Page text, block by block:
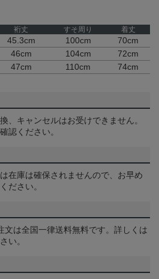
裄丈 すそ周り 着丈
45.3cm 100cm
70cm
46cm 104cm
72cm
47cm 110cm 74cm
、キャンセルはお受けできません。
認ください。
在庫は確保されませんので、お早め
ださい。
文は全国一律送料無料です。詳しくは
い。